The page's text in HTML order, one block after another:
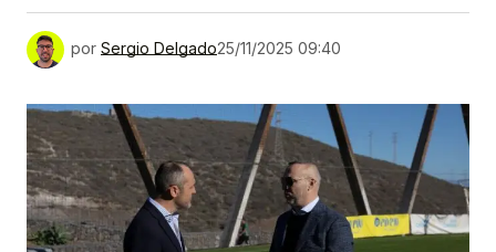
por Sergio Delgado25/11/2025 09:40